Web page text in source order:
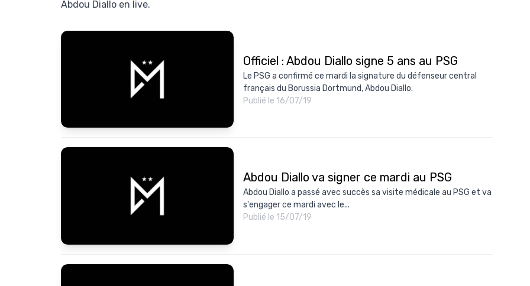
Abdou Diallo en live.
Officiel : Abdou Diallo signe 5 ans au PSG
Le PSG a confirmé ce mardi la signature du défenseur central
français du Borussia Dortmund, Abdou Diallo.
Publié le 16/07/19
Abdou Diallo va signer ce mardi au PSG
Abdou Diallo a passé avec succès sa visite médicale au PSG et va
s'engager ce mardi avec le...
Publié le 15/07/19